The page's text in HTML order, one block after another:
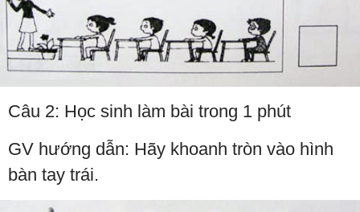
Câu 2: Học sinh làm bài trong 1 phút
GV hướng dẫn: Hãy khoanh tròn vào hình
bàn tay trái.